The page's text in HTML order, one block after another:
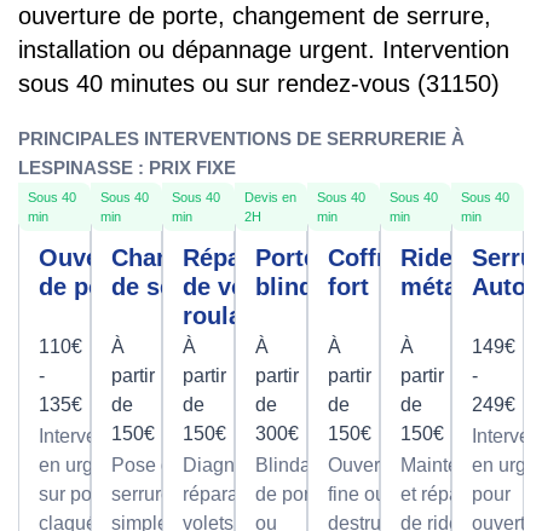
ouverture de porte, changement de serrure,
installation ou dépannage urgent. Intervention
sous 40 minutes ou sur rendez-vous (31150)
PRINCIPALES INTERVENTIONS DE SERRURERIE À
LESPINASSE : PRIX FIXE
Sous 40
min
Ouverture
de porte
110€
-
135€
Intervention
en urgence
sur portes
claquées
Sous 40
min
Changement
de serrure
À
partir
de
150€
Pose de
serrures,
simples
Sous 40
min
Réparation
de volet
roulant
À
partir
de
150€
Diagnostic et
réparation de
volets roulants
Devis en
2H
Porte
blindée
À
partir
de
300€
Blindage
de porte
ou
Sous 40
min
Coffre
fort
À
partir
de
150€
Ouverture
fine ou par
destruction
Sous 40
min
Rideau
métallique
À
partir
de
150€
Maintenance
et réparation
de rideaux
Sous 40
min
149€
-
249€
en
pour